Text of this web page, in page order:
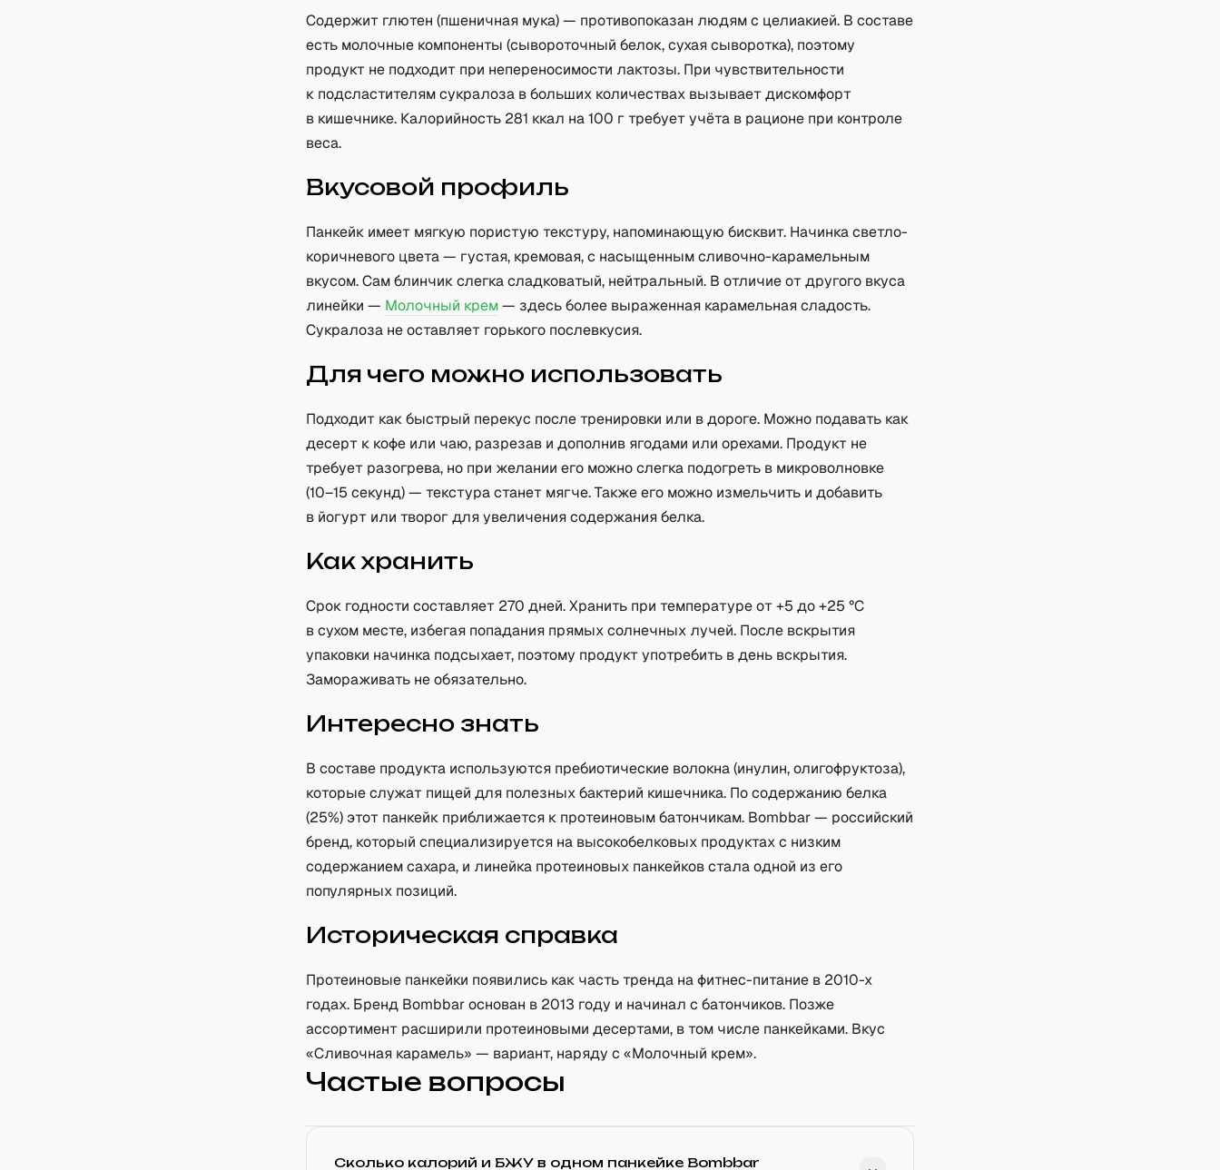
Содержит глютен (пшеничная мука) — противопоказан людям с целиакией. В составе
есть молочные компоненты (сывороточный белок, сухая сыворотка), поэтому
продукт не подходит при непереносимости лактозы. При чувствительности
к подсластителям сукралоза в больших количествах вызывает дискомфорт
в кишечнике. Калорийность 281 ккал на 100 г требует учёта в рационе при контроле
веса.
Вкусовой профиль
Панкейк имеет мягкую пористую текстуру, напоминающую бисквит. Начинка светло-
коричневого цвета — густая, кремовая, с насыщенным сливочно-карамельным
вкусом. Сам блинчик слегка сладковатый, нейтральный. В отличие от другого вкуса
линейки — Молочный крем— здесь более выраженная карамельная сладость.
Сукралоза не оставляет горького послевкусия.
Для чего можно использовать
Подходит как быстрый перекус после тренировки или в дороге. Можно подавать как
десерт к кофе или чаю, разрезав и дополнив ягодами или орехами. Продукт не
требует разогрева, но при желании его можно слегка подогреть в микроволновке
(10–15 секунд) — текстура станет мягче. Также его можно измельчить и добавить
в йогурт или творог для увеличения содержания белка.
Как хранить
Срок годности составляет 270 дней. Хранить при температуре от +5 до +25 °C
в сухом месте, избегая попадания прямых солнечных лучей. После вскрытия
упаковки начинка подсыхает, поэтому продукт употребить в день вскрытия.
Замораживать не обязательно.
Интересно знать
В составе продукта используются пребиотические волокна (инулин, олигофруктоза),
которые служат пищей для полезных бактерий кишечника. По содержанию белка
(25%) этот панкейк приближается к протеиновым батончикам. Bombbar — российский
бренд, который специализируется на высокобелковых продуктах с низким
содержанием сахара, и линейка протеиновых панкейков стала одной из его
популярных позиций.
Историческая справка
Протеиновые панкейки появились как часть тренда на фитнес-питание в 2010-х
годах. Бренд Bombbar основан в 2013 году и начинал с батончиков. Позже
ассортимент расширили протеиновыми десертами, в том числе панкейками. Вкус
«Сливочная карамель» — вариант, наряду с «Молочный крем».
Частые вопросы
Сколько калорий и БЖУ в одном панкейке Bombbar